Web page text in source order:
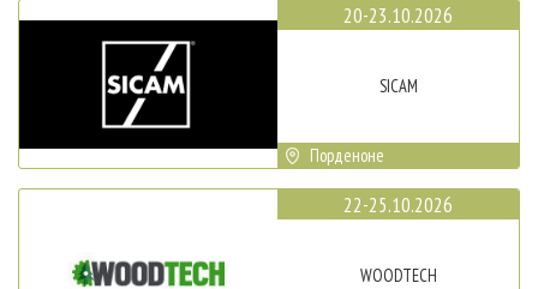
20-23.10.2026
SICAM
Порденоне
22-25.10.2026
WOODTECH